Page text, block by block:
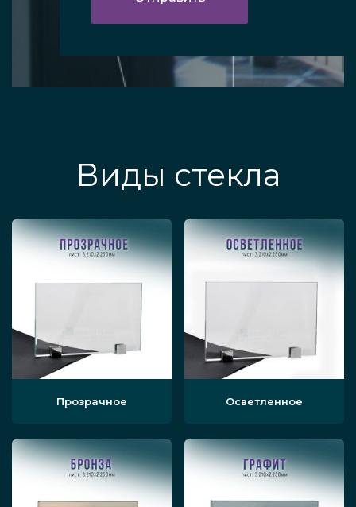
Виды стекла
Прозрачное Осветленное